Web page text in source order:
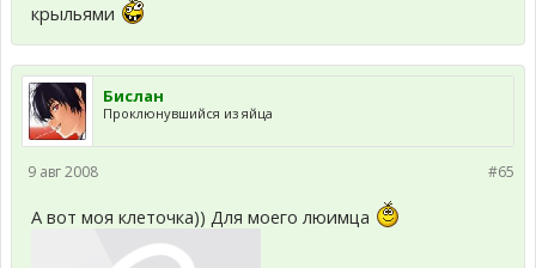
крыльями
Бислан
Проклюнувшийся из яйца
#65
9 авг 2008
А вот моя клеточка)) Для моего люимца